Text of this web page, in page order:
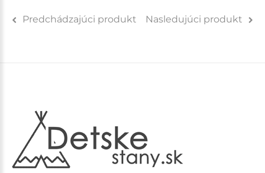
Predchádzajúci produkt Nasledujúci produkt